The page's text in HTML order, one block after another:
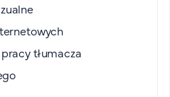
tłumacza